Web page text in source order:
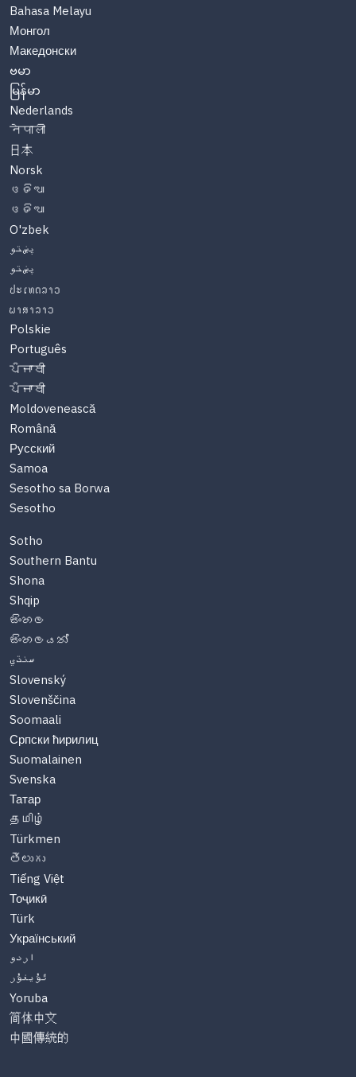
Bahasa Melayu
Монгол
Македонски
ဗမာ
မြန်မာ
Nederlands
नेपाली
日本
Norsk
ଓଡିଆ
ଓଡିଆ
O'zbek
پښتو
پښتو
ປະເທດລາວ
ພາສາລາວ
Polskie
Português
ਪੰਜਾਬੀ
ਪੰਜਾਬੀ
Moldovenească
Română
Русский
Samoa
Sesotho sa Borwa
Sesotho
Sotho
Southern Bantu
Shona
Shqip
සිංහල
සිංහලයන්
سنڌي
Slovenský
Slovenščina
Soomaali
Српски ћирилиц
Suomalainen
Svenska
Татар
தமிழ்
Türkmen
తెలుగు
Tiếng Việt
Тоҷикӣ
Türk
Український
اردو
ئۇيغۇر
Yoruba
简体中文
中國傳統的